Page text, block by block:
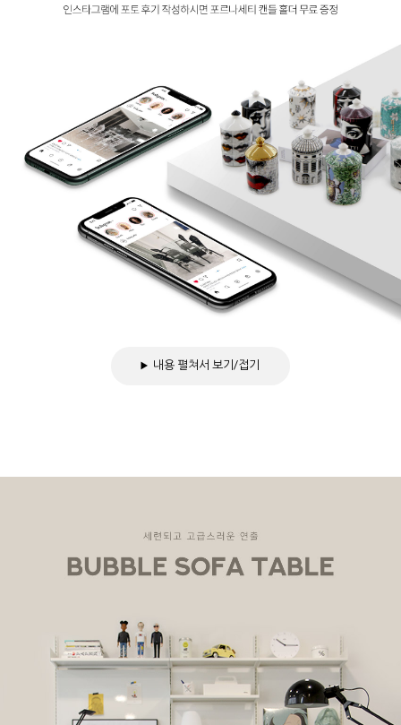
내용 펼쳐서 보기/접기